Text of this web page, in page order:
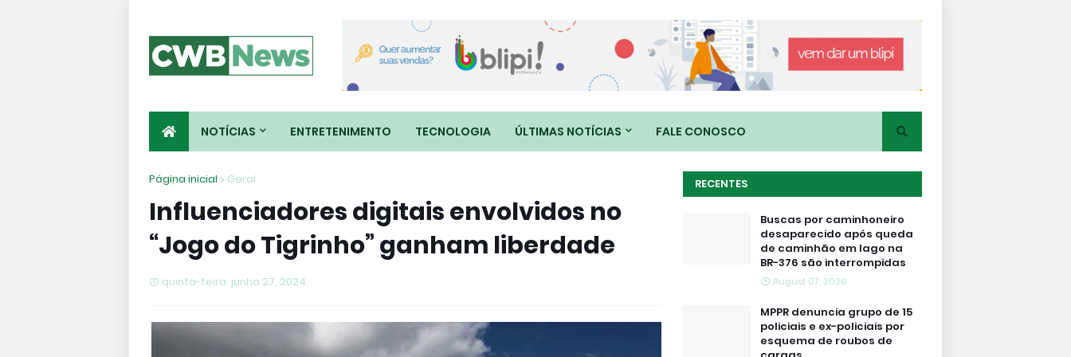
NOTÍCIAS ENTRETENIMENTO TECNOLOGIA ÚLTIMAS NOTÍCIAS FALE CONOSCO
Página inicial Geral
Influenciadores digitais envolvidos no
“Jogo do Tigrinho” ganham liberdade
quinta-feira, junho 27, 2024
RECENTES
Buscas por caminhoneiro
desaparecido após queda
de caminhão em lago na
BR-376 são interrompidas
August 07, 2026
MPPR denuncia grupo de 15
policiais e ex-policiais por
esquema de roubos de